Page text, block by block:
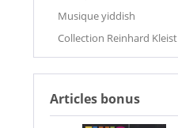
Musique yiddish
Collection Reinhard Kleist
Articles bonus